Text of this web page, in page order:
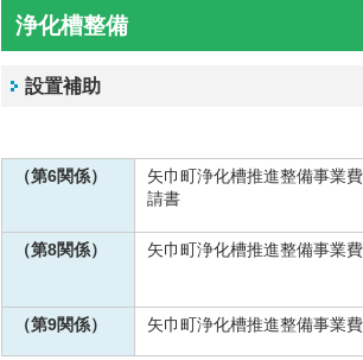
浄化槽整備
設置補助
（第6関係）
矢巾町浄化槽推進整備事業
請書
（第8関係） 矢巾町浄化槽推進整備事業
（第9関係） 矢巾町浄化槽推進整備事業